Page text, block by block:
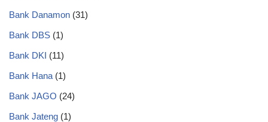
Bank Danamon (31)
Bank DBS (1)
Bank DKI (11)
Bank Hana (1)
Bank JAGO (24)
Bank Jateng (1)